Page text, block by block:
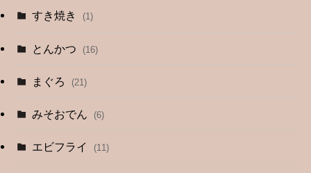
すき焼き (1)
とんかつ (16)
まぐろ (21)
みそおでん (6)
エビフライ (11)